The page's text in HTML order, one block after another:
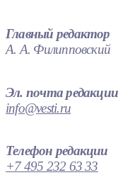
Главный редактор
А. А. Филипповский
Эл. почта редакции
info@vesti.ru
Телефон редакции
+7 495 232 63 33